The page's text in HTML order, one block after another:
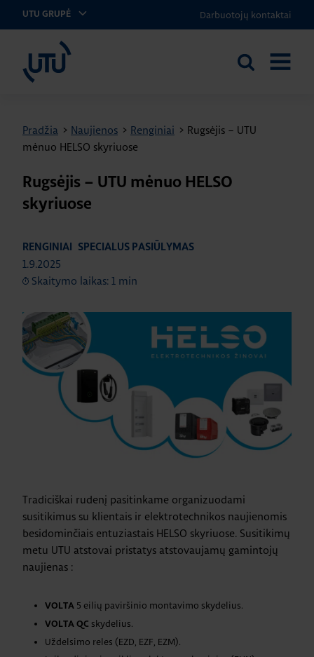
UTU GRUPĖ Darbuotojų kontaktai
UTU Lithuania
Ieškoti
Pradžia > Naujienos > Renginiai > Rugsėjis – UTU
mėnuo HELSO skyriuose
Rugsėjis – UTU mėnuo HELSO
skyriuose
RENGINIAI SPECIALUS PASIŪLYMAS
1.9.2025
Skaitymo laikas: 1 min
Tradiciškai rudenį pasitinkame organizuodami
susitikimus su klientais ir elektrotechnikos naujienomis
besidominčiais entuziastais HELSO skyriuose. Susitikimų
metu UTU atstovai pristatys atstovaujamų gamintojų
naujienas :
VOLTA 5 eilių paviršinio montavimo skydelius.
VOLTA QC skydelius.
Uždelsimo reles (EZD, EZF, EZM).